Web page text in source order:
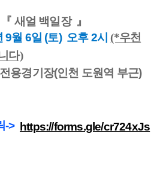
새얼 백일장 』
9월 6일 (토) 오후 2시(*우천
다)
경기장(인천 도원역 부근)
-> https://forms.gle/cr724xJs